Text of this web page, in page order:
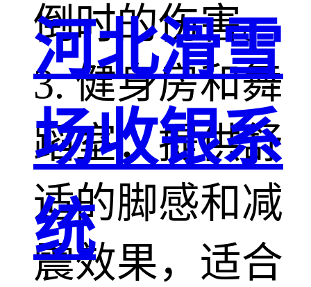
倒时的伤害。
3. 健身房和舞
蹈室：提供舒
适的脚感和减
震效果，适合
河北滑雪
场收银系
统